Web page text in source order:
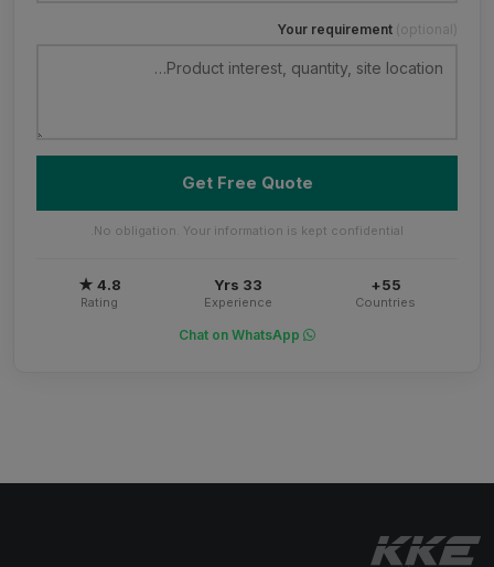
Your requirement (optional)
Get Free Quote
No obligation. Your information is kept confidential.
55+
Countries
33 Yrs
Experience
4.8 ★
Rating